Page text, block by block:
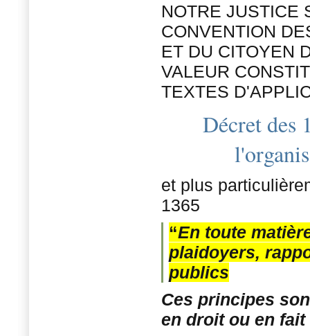
NOTRE JUSTICE
CONVENTION
ET DU CITOYEN
VALEUR
TEXTES
Décret des
et plus
1365
“En toute
plaidoyers,
publics
Ces principes
en droit ou en fait